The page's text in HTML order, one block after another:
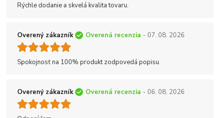
Rýchle dodanie a skvelá kvalita tovaru.
Overený zákazník Overená recenzia - 07. 08. 2026
Spokojnosť na 100% produkt zodpovedá popisu.
Overený zákazník Overená recenzia - 06. 08. 2026